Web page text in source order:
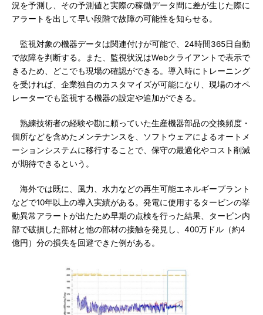
況を予測し、その予測値と実際の稼働データ間に差が生じた際に
アラートを出して早い段階で故障の可能性を知らせる。
監視対象の機器データは関連付けが可能で、24時間365日自動
で故障を判断する。また、監視状況はWebクライアントで表示で
きるため、どこでも現場の確認ができる。導入時にトレーニング
を受ければ、企業独自のカスタマイズが可能になり、現場のオペ
レーターでも監視する機器の設定や追加ができる。
熟練技術者の経験や勘に頼っていた生産機器部品の交換頻度・
個所などを含めたメンテナンスを、ソフトウェアによるオートメ
ーションシステムに移行することで、保守の最適化やコスト削減
が期待できるという。
海外では既に、風力、水力などの再生可能エネルギープラント
などで10年以上の導入実績がある。発電に使用するタービンの挙
動異常アラートが出たため早期の点検を行った結果、タービン内
部で破損した部材と他の部材の接触を発見し、400万ドル（約4
億円）分の損失を回避できた例がある。